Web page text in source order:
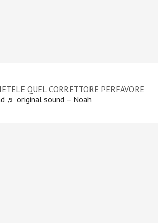
QUEL CORRETTORE PERFAVORE
♬ original sound – Noah